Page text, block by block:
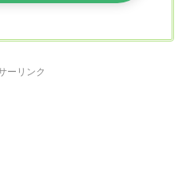
ーリンク